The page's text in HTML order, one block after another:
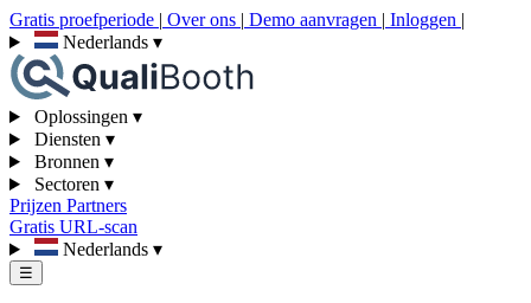
Gratis proefperiode | Over ons | Demo aanvragen | Inloggen |
Nederlands ▾
Oplossingen ▾
Diensten ▾
Bronnen ▾
Sectoren ▾
Prijzen Partners
Gratis URL-scan
Nederlands ▾
☰